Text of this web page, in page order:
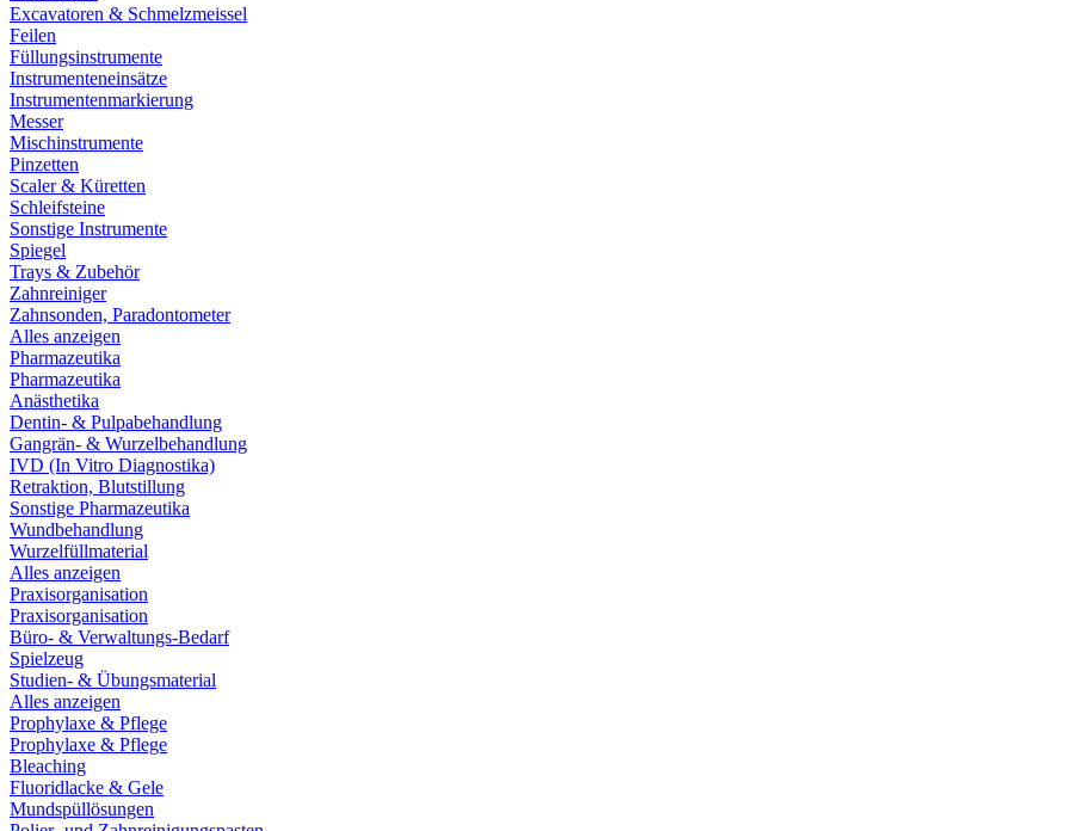
Excavatoren & Schmelzmeissel
Feilen
Füllungsinstrumente
Instrumenteneinsätze
Instrumentenmarkierung
Messer
Mischinstrumente
Pinzetten
Scaler & Küretten
Schleifsteine
Sonstige Instrumente
Spiegel
Trays & Zubehör
Zahnreiniger
Zahnsonden, Paradontometer
Alles anzeigen
Pharmazeutika
Pharmazeutika
Anästhetika
Dentin- & Pulpabehandlung
Gangrän- & Wurzelbehandlung
IVD (In Vitro Diagnostika)
Retraktion, Blutstillung
Sonstige Pharmazeutika
Wundbehandlung
Wurzelfüllmaterial
Alles anzeigen
Praxisorganisation
Praxisorganisation
Büro- & Verwaltungs-Bedarf
Spielzeug
Studien- & Übungsmaterial
Alles anzeigen
Prophylaxe & Pflege
Prophylaxe & Pflege
Bleaching
Fluoridlacke & Gele
Mundspüllösungen